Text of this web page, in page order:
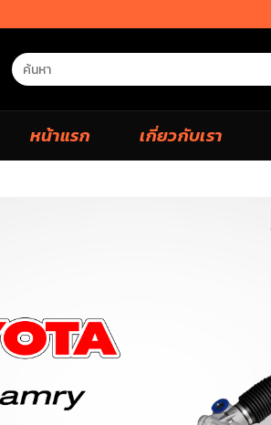
Search
for:
หน้าแรก เกี่ยวกับเรา